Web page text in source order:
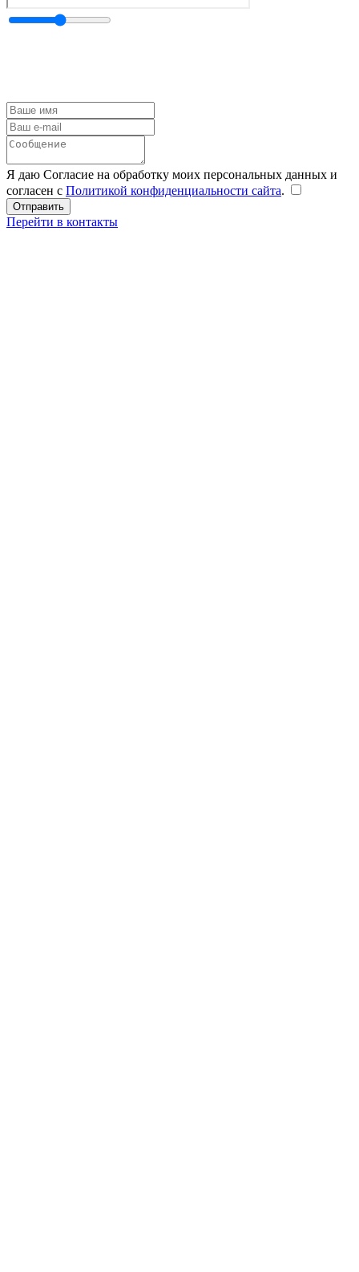
Я даю Согласие на обработку моих персональных данных и
согласен с Политикой конфиденциальности сайта.
Перейти в контакты